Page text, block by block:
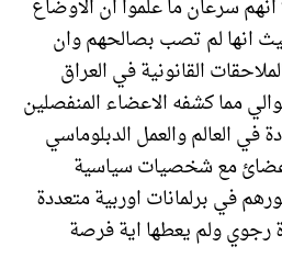
سرعان ما علموا ان الاوضاع
انها لم تصب بصالحهم وان
القانونية في العراق
مما كشفه الاعضاء المنفصلين
العالم والعمل الدبلوماسي
مع شخصيات سياسية
في برلمانات اوربية متعددة
رجوي ولم يعطها اية فرصة